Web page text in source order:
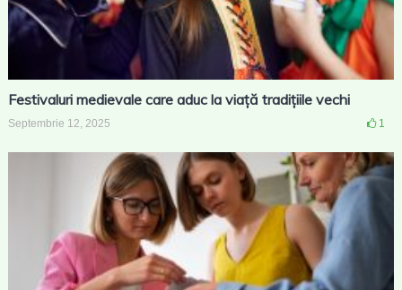
Festivaluri medievale care aduc la viață tradițiile vechi
Septembrie 12, 2025 1